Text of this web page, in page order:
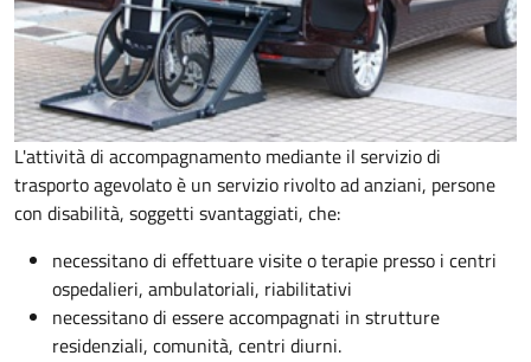
L'attività di accompagnamento mediante il servizio di
trasporto agevolato è un servizio rivolto ad anziani, persone
con disabilità, soggetti svantaggiati, che:
necessitano di effettuare visite o terapie presso i centri
ospedalieri, ambulatoriali, riabilitativi
necessitano di essere accompagnati in strutture
residenziali, comunità, centri diurni.